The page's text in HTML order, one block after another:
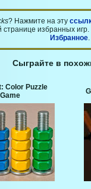
? Нажмите на эту
избранных
Избранное.
Сыграйте в
Color Puzzle
Game